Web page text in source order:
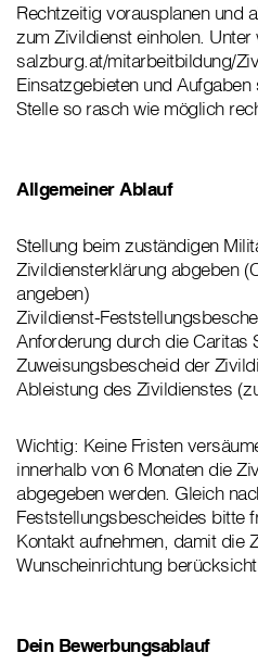
Rechtzeitig vorausplanen und
zum Zivildienst einholen. Unter
salzburg.at/mitarbeitbildung/
Einsatzgebieten und
Stelle so rasch wie möglich
Allgemeiner Ablauf
Stellung beim zuständigen
Zivildiensterklärung abgeben
angeben)
Zivildienst-
Anforderung durch die Caritas
Zuweisungsbescheid der
Ableistung des Zivildienstes
Wichtig: Keine Fristen
innerhalb von 6 Monaten die
abgegeben werden. Gleich
Feststellungsbescheides bitte
Kontakt aufnehmen, damit die
Wunscheinrichtung
Dein Bewerbungsablauf